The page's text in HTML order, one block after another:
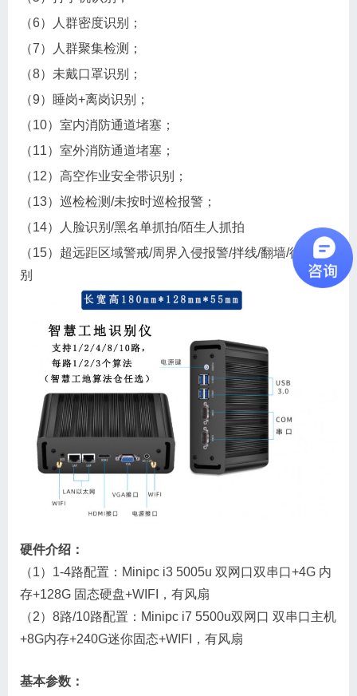
（6）人群密度识别；
（7）人群聚集检测；
（8）未戴口罩识别；
（9）睡岗+离岗识别；
（10）室内消防通道堵塞；
（11）室外消防通道堵塞；
（12）高空作业安全带识别；
（13）巡检检测/未按时巡检报警；
（14）人脸识别/黑名单抓拍/陌生人抓拍
（15）超远距区域警戒/周界入侵报警/拌线/翻墙/徘徊识
别
硬件介绍：
（1）1-4路配置：Minipc i3 5005u 双网口双串口+4G 内
存+128G 固态硬盘+WIFI，有风扇
（2）8路/10路配置：Minipc i7 5500u双网口 双串口主机
+8G内存+240G迷你固态+WIFI，有风扇
基本参数：